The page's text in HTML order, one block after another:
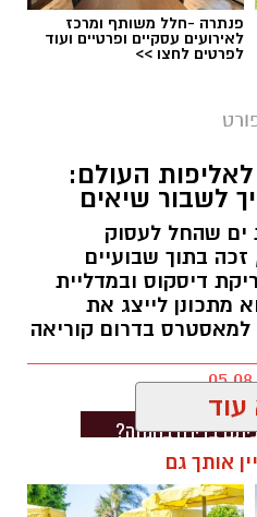
פנתרה -חלל משותף ומרכז
לאירועים עסקיים ופרטיים ועוד
לפרטים לחצו >>
העולם:
לשבור שיאים
ים שהחל לעסוק
רק בגיל 24, זכה בתוך שבועיים
דיסקוס ובמדליית
מתכונן לייצג את
בדרום קוריאה
אותך גם